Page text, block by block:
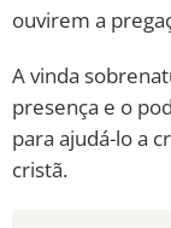
ouvirem a
A vinda
presença e o
para ajudá-lo a
cristã.